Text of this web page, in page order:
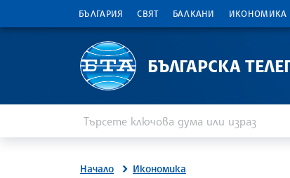
БЪЛГАРИЯ СВЯТ БАЛКАНИ ИКОНОМИКА
БЪЛГАРСКА
Начало Икономика